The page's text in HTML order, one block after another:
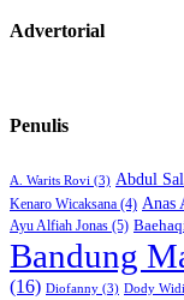
Advertorial
Penulis
A. Warits Rovi (3) Abdul
Kenaro Wicaksana (4) Anas
Ayu Alfiah Jonas (5)
Bandung
(16) Diofanny (3) Dody